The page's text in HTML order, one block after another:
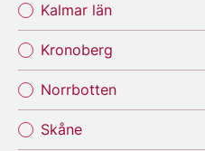
Kalmar län
Kronoberg
Norrbotten
Skåne